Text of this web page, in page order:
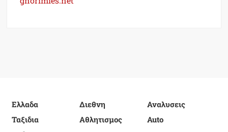
Ελλαδα Διεθνη
Αναλυσεις
Ταξιδια
Αθλητισμος
Auto